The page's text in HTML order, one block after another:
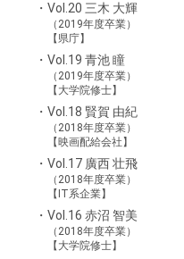
Vol.20 三木 大輝
（2019年度卒業）
【県庁】
Vol.19 青池 瞳
（2019年度卒業）
【大学院修士】
Vol.18 賢賀 由紀
（2018年度卒業）
【映画配給会社】
Vol.17 廣西 壮飛
（2018年度卒業）
【IT系企業】
Vol.16 赤沼 智美
（2018年度卒業）
【大学院修士】